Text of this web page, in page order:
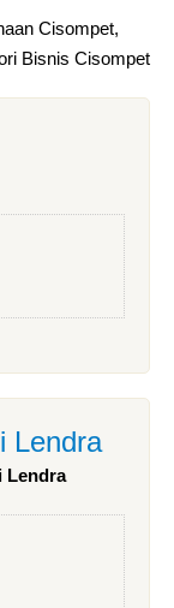
Cisompet,
Bisnis Cisompet
Lendra
Lendra